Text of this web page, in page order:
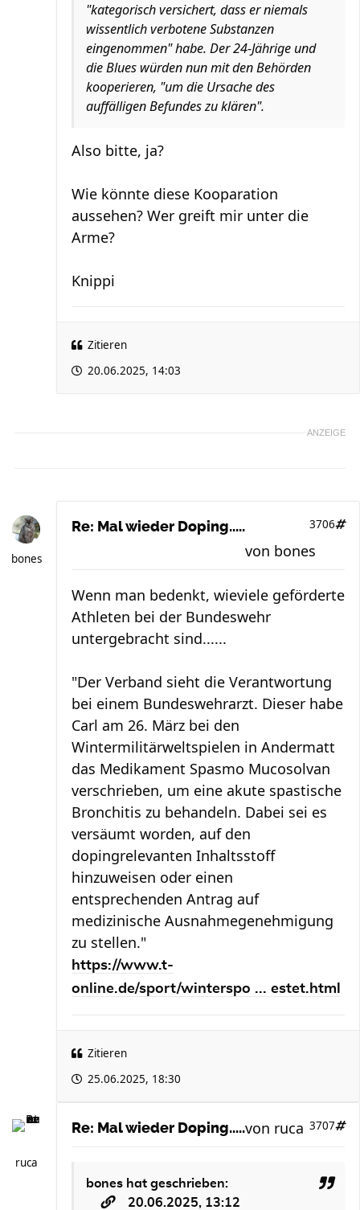
"kategorisch versichert, dass er niemals
wissentlich verbotene Substanzen
eingenommen" habe. Der 24-Jährige und
die Blues würden nun mit den Behörden
kooperieren, "um die Ursache des
auffälligen Befundes zu klären".
Also bitte, ja?
Wie könnte diese Kooparation
aussehen? Wer greift mir unter die
Arme?
Knippi
Zitieren
20.06.2025, 14:03
ANZEIGE
bones
Re: Mal wieder Doping..... 3706
von bones
Wenn man bedenkt, wieviele geförderte
Athleten bei der Bundeswehr
untergebracht sind......
"Der Verband sieht die Verantwortung
bei einem Bundeswehrarzt. Dieser habe
Carl am 26. März bei den
Wintermilitärweltspielen in Andermatt
das Medikament Spasmo Mucosolvan
verschrieben, um eine akute spastische
Bronchitis zu behandeln. Dabei sei es
versäumt worden, auf den
dopingrelevanten Inhaltsstoff
hinzuweisen oder einen
entsprechenden Antrag auf
medizinische Ausnahmegenehmigung
zu stellen."
https://www.t-
online.de/sport/winterspo ... estet.html
Zitieren
25.06.2025, 18:30
ruca
Re: Mal wieder Doping..... 3707
von ruca
bones hat geschrieben:
20.06.2025, 13:12